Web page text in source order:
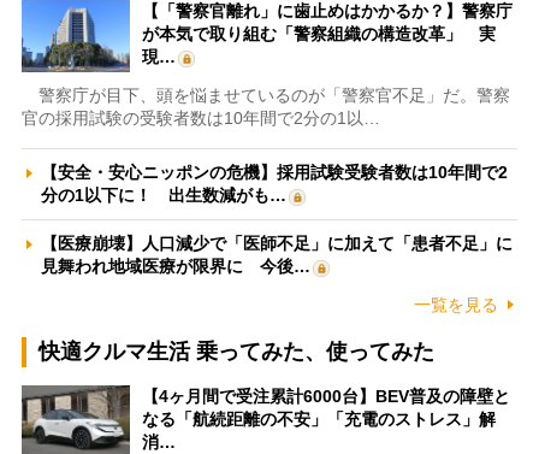
【「警察官離れ」に歯止めはかかるか？】警察庁
が本気で取り組む「警察組織の構造改革」 実
現…
警察庁が目下、頭を悩ませているのが「警察官不足」だ。警察
官の採用試験の受験者数は10年間で2分の1以…
【安全・安心ニッポンの危機】採用試験受験者数は10年間で2
分の1以下に！ 出生数減がも…
【医療崩壊】人口減少で「医師不足」に加えて「患者不足」に
見舞われ地域医療が限界に 今後…
一覧を見る
快適クルマ生活 乗ってみた、使ってみた
【4ヶ月間で受注累計6000台】BEV普及の障壁と
なる「航続距離の不安」「充電のストレス」解
消…